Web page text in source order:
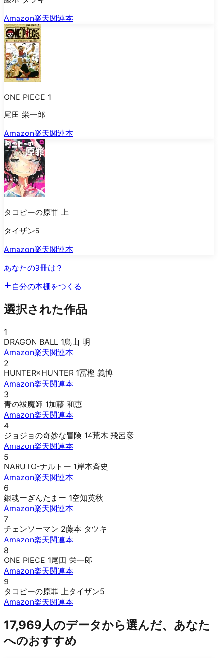
Amazon楽天関連本
ONE PIECE 1
尾田 栄一郎
Amazon楽天関連本
タコピーの原罪 上
タイザン5
Amazon楽天関連本
あなたの9冊は？
自分の本棚をつくる
選択された作品
1
DRAGON BALL 1鳥山 明
Amazon楽天関連本
2
HUNTER×HUNTER 1冨樫 義博
Amazon楽天関連本
3
青の祓魔師 1加藤 和恵
Amazon楽天関連本
4
ジョジョの奇妙な冒険 14荒木 飛呂彦
Amazon楽天関連本
5
NARUTO-ナルトー 1岸本斉史
Amazon楽天関連本
6
銀魂ーぎんたまー 1空知英秋
Amazon楽天関連本
7
チェンソーマン 2藤本 タツキ
Amazon楽天関連本
8
ONE PIECE 1尾田 栄一郎
Amazon楽天関連本
9
タコピーの原罪 上 タイザン5
Amazon楽天関連本
17,969人のデータから選んだ、あなた
へのおすすめ